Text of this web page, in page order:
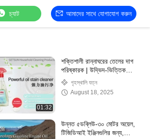
চ্যাট আমাদের সাথে যোগাযোগ করুন
01:32
শক্তিশালী রান্নাঘরের তেলের দাগ
পরিষ্কারক | উদ্ভিদ-ভিত্তিক
এবং পরিবেশ-বান্ধব
গৃহস্থালি যত্ন
August 18, 2025
উন্নত ৫ডব্লিউ-৩০ মোটর অয়েল,
টিজিডিআই ইঞ্জিনগুলির জন্য,